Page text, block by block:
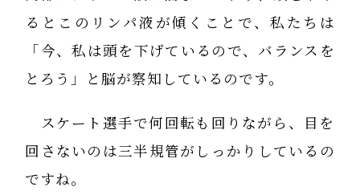
るとこのリンパ液が傾くことで、私たちは
「今、私は頭を下げているので、バランスを
とろう」と脳が察知しているのです。
スケート選手で何回転も回りながら、目を
回さないのは三半規管がしっかりしているの
ですね。